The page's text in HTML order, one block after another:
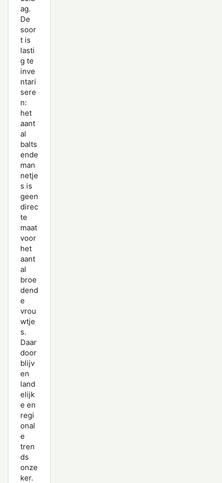
ag.
De
soor
t is
lasti
g te
inve
ntari
sere
n:
het
aant
al
balts
ende
man
netje
s is
geen
direc
te
maat
voor
het
aant
al
broe
dend
e
vrou
wtje
s.
Daar
door
blijv
en
land
elijk
e en
regi
onal
e
tren
ds
onze
ker.